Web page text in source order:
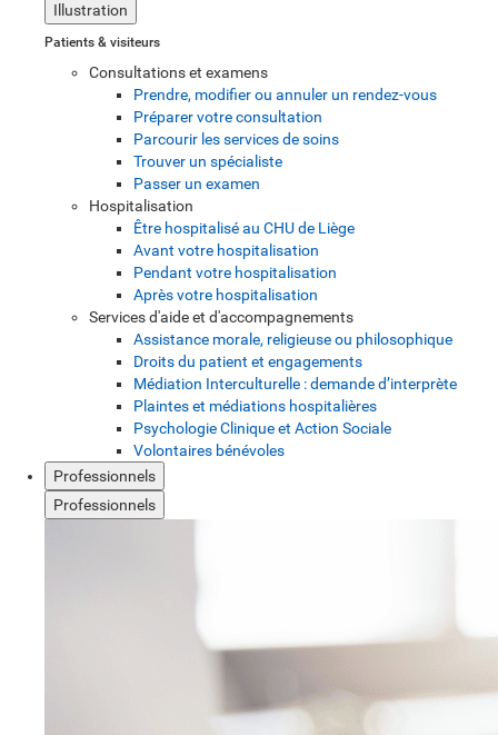
Illustration
Patients & visiteurs
Consultations et examens
Prendre, modifier ou annuler un rendez-vous
Préparer votre consultation
Parcourir les services de soins
Trouver un spécialiste
Passer un examen
Hospitalisation
Être hospitalisé au CHU de Liège
Avant votre hospitalisation
Pendant votre hospitalisation
Après votre hospitalisation
Services d'aide et d'accompagnements
Assistance morale, religieuse ou philosophique
Droits du patient et engagements
Médiation Interculturelle : demande d’interprète
Plaintes et médiations hospitalières
Psychologie Clinique et Action Sociale
Volontaires bénévoles
Professionnels
Professionnels